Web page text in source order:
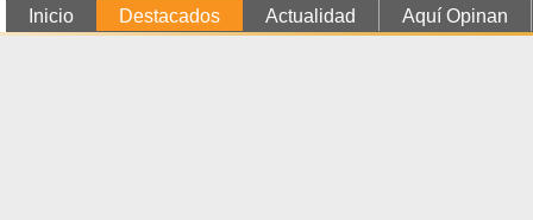
Inicio Destacados Actualidad Aquí Opinan